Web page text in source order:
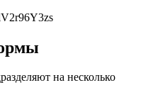
на несколько